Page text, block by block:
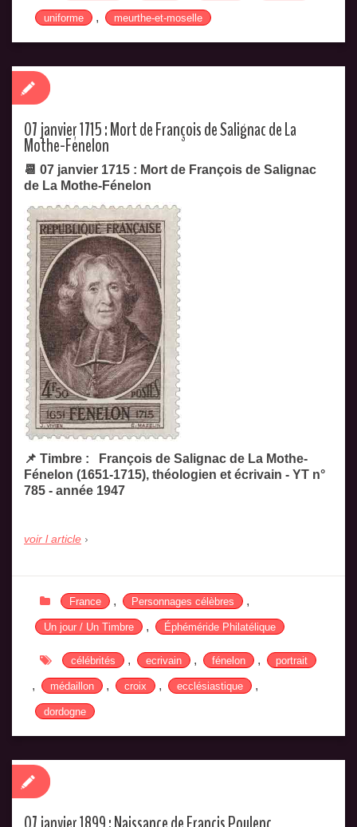
uniforme , meurthe-et-moselle
07 janvier 1715 : Mort de François de Salignac de La
Mothe-Fénelon
📆 07 janvier 1715 : Mort de François de Salignac
de La Mothe-Fénelon
📌 Timbre : François de Salignac de La Mothe-
Fénelon (1651-1715), théologien et écrivain - YT n°
785 - année 1947
voir l article
France , Personnages célèbres ,
Un jour / Un Timbre , Éphéméride Philatélique
célébrités , ecrivain , fénelon , portrait
, médaillon , croix , ecclésiastique ,
dordogne